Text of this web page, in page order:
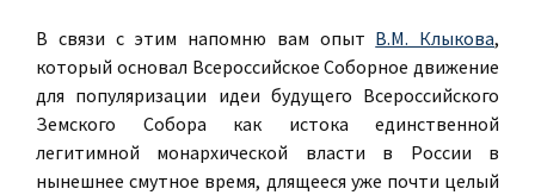
В связи с этим напомню вам опыт В.М. Клыкова,
который основал Всероссийское Соборное движение
для популяризации идеи будущего Всероссийского
Земского Собора как истока единственной
легитимной монархической власти в России в
нынешнее смутное время, длящееся уже почти целый